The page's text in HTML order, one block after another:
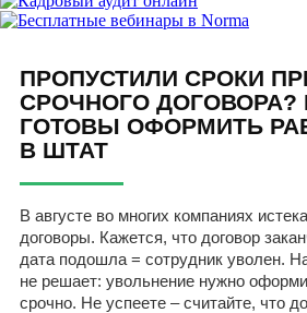
ПРОПУСТИЛИ СРОКИ
СРОЧНОГО ДОГОВОРА?
ГОТОВЫ ОФОРМИТЬ
В ШТАТ
В августе во многих компаниях
договоры. Кажется, что договор
дата подошла = сотрудник уволен.
не решает: увольнение нужно
срочно. Не успеете – считайте, что